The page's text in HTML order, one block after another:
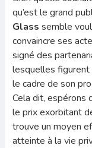
qu’est le grand
Glass semble
convaincre ses
signé des
lesquelles figurent
le cadre de son
Cela dit, espérons
le prix exorbitant
trouve un moyen
atteinte à la vie